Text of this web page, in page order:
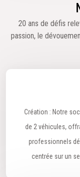
20 ans de défis
passion, le
Création : Notre
de 2 véhicules,
professionnels
centrée sur un